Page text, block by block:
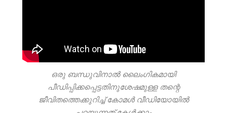
ഒരു ബന്ധുവിനാൽ ലൈംഗികമായി
പീഡിപ്പിക്കപ്പെട്ടതിനുശേഷമുള്ള തന്റെ
ജീവിതത്തെക്കുറിച്ച് കോമൾ വീഡിയോയിൽ